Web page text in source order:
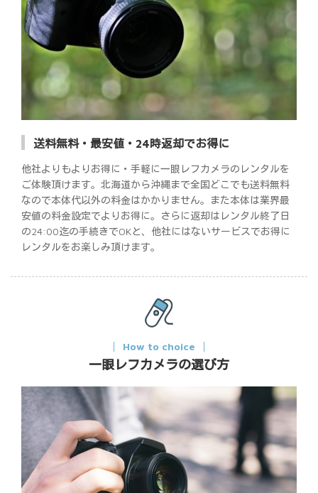
送料無料・最安値・24時返却でお得に
他社よりもよりお得に・手軽に一眼レフカメラのレンタルを
ご体験頂けます。北海道から沖縄まで全国どこでも送料無料
なので本体代以外の料金はかかりません。また本体は業界最
安値の料金設定でよりお得に。さらに返却はレンタル終了日
の24:00迄の手続きでOKと、他社にはないサービスでお得に
レンタルをお楽しみ頂けます。
How to choice
一眼レフカメラの選び方